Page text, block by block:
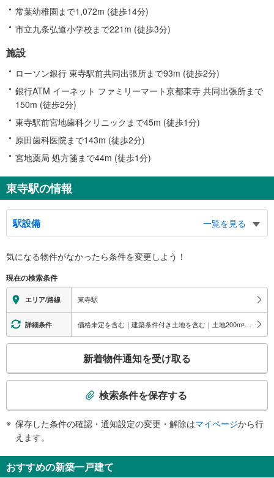
常葉幼稚園まで1,072m (徒歩14分)
市立九条弘道小学校まで221m (徒歩3分)
施設
ローソン銀行 東寺駅前共同出張所まで93m (徒歩2分)
銀行ATM イーネット ファミリーマート京都東寺 共同出張所まで
150m (徒歩2分)
東寺駅前宮地歯科クリニックまで45m (徒歩1分)
原田歯科医院まで143m (徒歩2分)
宮地薬局 処方箋まで44m (徒歩1分)
東寺駅の情報
駅設備
一覧を見る
※段差なしでの移動経路
地上⇔改札⇔ホーム：○
エレベータ
・各ホーム⇔改札
エスカレータ
・各ホーム⇔改札
・有り
気になる物件がなかったら条件を変更しよう！
現在の検索条件
エリア/路線 東寺駅
詳細条件 価格未定を含む｜建築条件付き土地を含む｜土地200m2 以上
検
知
を
新着物件通知を受け取る
検索条件を保存する
保存した条件の確認・通知設定の変更・解除はマイページから行
えます。
おすすめの新築一戸建て